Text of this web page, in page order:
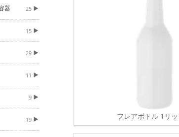
器 25
15
29
11
9
19 フレアボトル 1リ